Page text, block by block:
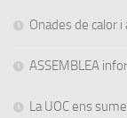
Onades de calor
ASSEMBLEA
La UOC ens